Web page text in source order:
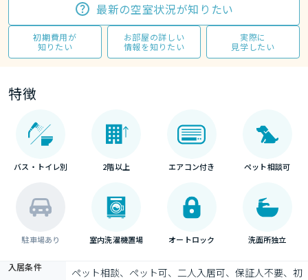
最新の空室状況が知りたい
初期費用が
知りたい
お部屋の詳しい
情報を知りたい
実際に
見学したい
特徴
バス・トイレ別 2階以上 エアコン付き ペット相談可
駐車場あり 室内洗濯機置場 オートロック 洗面所独立
入居条件
ペット相談、ペット可、二人入居可、保証人不要、初